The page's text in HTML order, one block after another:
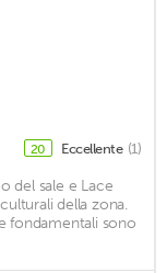
20 Eccellente (1)
del sale e Lace
della zona.
fondamentali sono